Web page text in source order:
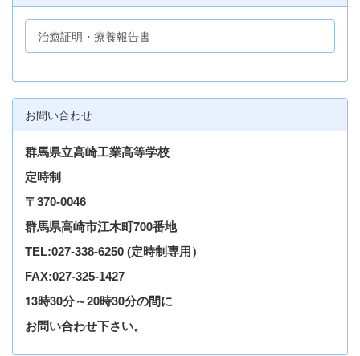
治癒証明・療養報告書
お問い合わせ
群馬県立高崎工業高等学校
定時制
〒370-0046
群馬県高崎市江木町700番地
TEL:027-338-6250 (定時制専用）
FAX:027-325-1427
13時30分～20時30分の間に
お問い合わせ下さい。